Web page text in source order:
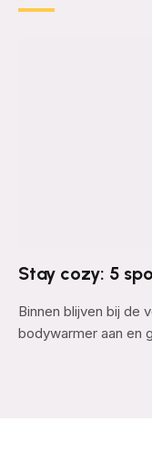
Stay cozy: 5
Binnen blijven bij de
bodywarmer aan en